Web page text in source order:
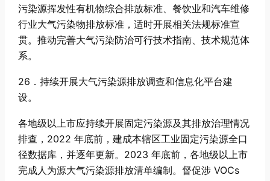
污染源挥发性有机物综合排放标准、餐饮业和汽车维修
行业大气污染物排放标准，适时开展相关法规标准宣
贯。推动完善大气污染防治可行技术指南、技术规范体
系。
26．持续开展大气污染源排放调查和信息化平台建
设。
各地级以上市应持续开展固定污染源及其排放治理情况
排查，2022 年底前，建成本辖区工业固定污染源全口
径数据库，并逐年更新。2023 年底前，各地级以上市
完成人为源大气污染源排放清单编制。督促涉 VOCs